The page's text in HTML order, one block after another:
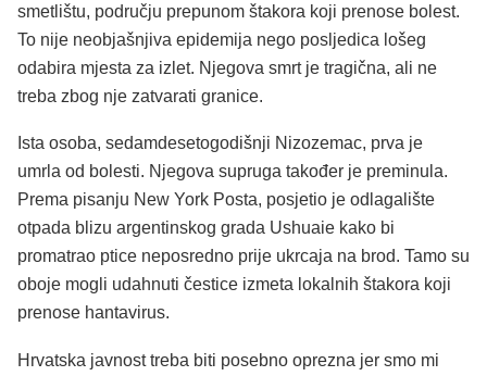
smetlištu, području prepunom štakora koji prenose bolest.
To nije neobjašnjiva epidemija nego posljedica lošeg
odabira mjesta za izlet. Njegova smrt je tragična, ali ne
treba zbog nje zatvarati granice.
Ista osoba, sedamdesetogodišnji Nizozemac, prva je
umrla od bolesti. Njegova supruga također je preminula.
Prema pisanju New York Posta, posjetio je odlagalište
otpada blizu argentinskog grada Ushuaie kako bi
promatrao ptice neposredno prije ukrcaja na brod. Tamo su
oboje mogli udahnuti čestice izmeta lokalnih štakora koji
prenose hantavirus.
Hrvatska javnost treba biti posebno oprezna jer smo mi